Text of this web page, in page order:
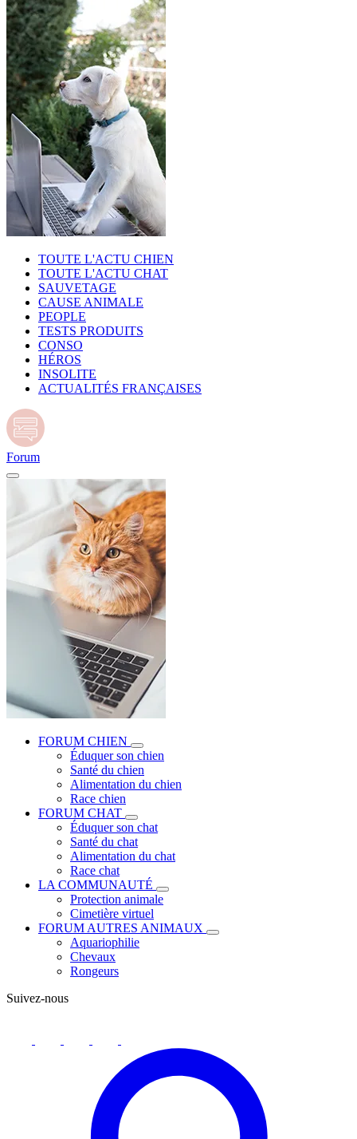
TOUTE L'ACTU CHIEN
TOUTE L'ACTU CHAT
SAUVETAGE
CAUSE ANIMALE
PEOPLE
TESTS PRODUITS
CONSO
HÉROS
INSOLITE
ACTUALITÉS FRANÇAISES
Forum
FORUM CHIEN
Éduquer son chien
Santé du chien
Alimentation du chien
Race chien
FORUM CHAT
Éduquer son chat
Santé du chat
Alimentation du chat
Race chat
LA COMMUNAUTÉ
Protection animale
Cimetière virtuel
FORUM AUTRES ANIMAUX
Aquariophilie
Chevaux
Rongeurs
Suivez-nous